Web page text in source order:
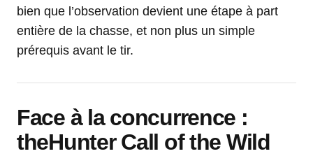
bien que l’observation devient une étape à part
entière de la chasse, et non plus un simple
prérequis avant le tir.
Face à la concurrence :
theHunter Call of the Wild